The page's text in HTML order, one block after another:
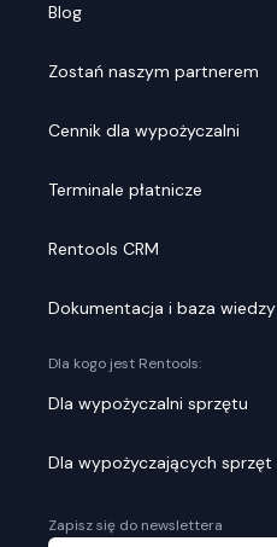
Blog
Zostań naszym partnerem
Cennik dla wypożyczalni
Terminale płatnicze
Rentools CRM
Dokumentacja i baza wiedzy
Dla kogo jest Rentools:
Dla wypożyczalni sprzętu
Dla wypożyczających sprzęt
Zapisz się do newslettera